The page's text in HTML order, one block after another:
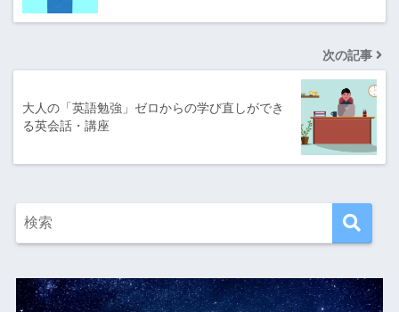
次の記事
大人の「英語勉強」ゼロからの学び直しができ
る英会話・講座